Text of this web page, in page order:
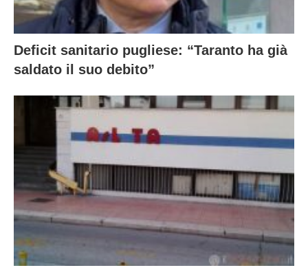
Deficit sanitario pugliese: “Taranto ha già
saldato il suo debito”